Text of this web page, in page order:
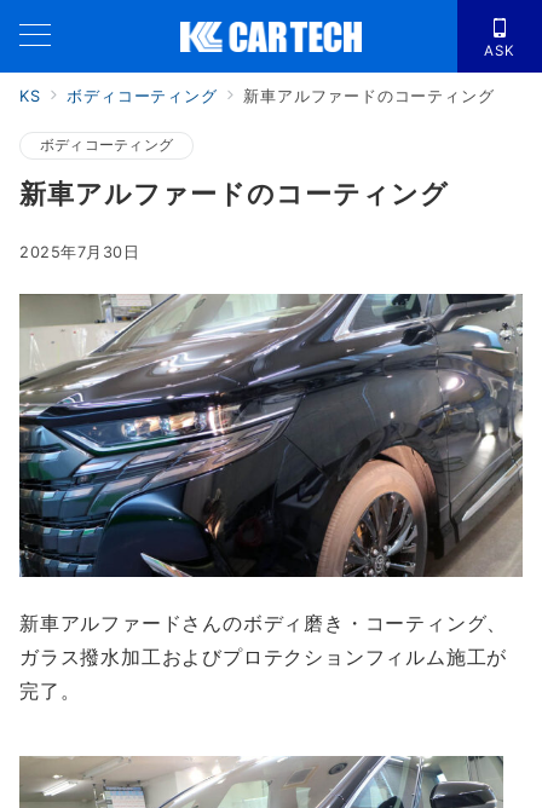
ASK
KS ボディコーティング 新車アルファードのコーティング
ボディコーティング
新車アルファードのコーティング
2025年7月30日
新車アルファードさんのボディ磨き・コーティング、
ガラス撥水加工およびプロテクションフィルム施工が
完了。